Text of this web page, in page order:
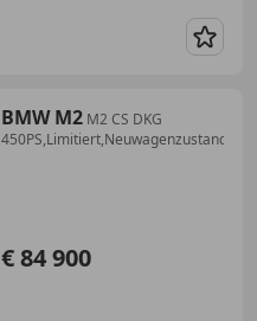
BMW M2 M2 CS DKG
€ 84 900